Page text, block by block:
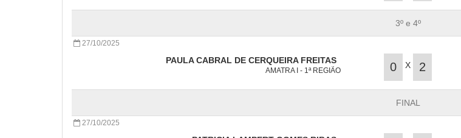
3º e 4º
27/10/2025
PAULA CABRAL DE CERQUEIRA FREITAS
AMATRA I - 1ª REGIÃO 0 X 2
FINAL
27/10/2025